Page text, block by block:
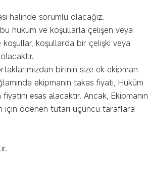
halinde sorumlu olacağız.
hüküm ve koşullarla çelişen veya
koşullarda bir çelişki veya
birinin size ek ekipman
ekipmanın takas fiyatı, Hüküm
esas alacaktır. Ancak, Ekipmanın
için ödenen tutarı üçüncü taraflara